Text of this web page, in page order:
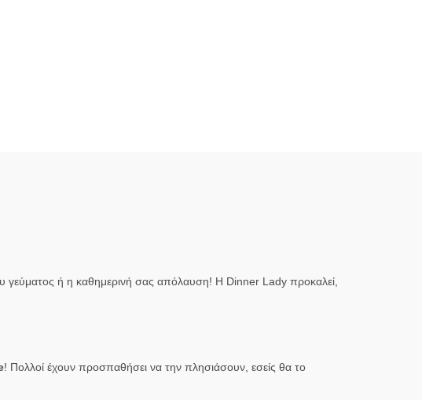
γεύματος ή η καθημερινή σας απόλαυση! Η Dinner Lady προκαλεί,
! Πολλοί έχουν προσπαθήσει να την πλησιάσουν, εσείς θα το